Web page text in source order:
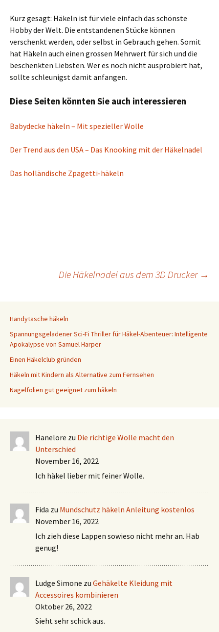
Kurz gesagt: Häkeln ist für viele einfach das schönste
Hobby der Welt. Die entstandenen Stücke können
verschenkt werden, oder selbst in Gebrauch gehen. Somit
hat Häkeln auch einen grossen Mehrwert für sich und die
beschenkten Liebsten. Wer es noch nicht ausprobiert hat,
sollte schleunigst damit anfangen.
Diese Seiten könnten Sie auch interessieren
Babydecke häkeln – Mit spezieller Wolle
Der Trend aus den USA – Das Knooking mit der Häkelnadel
Das holländische Zpagetti-häkeln
Beitragsnavigation
Die Häkelnadel aus dem 3D Drucker →
Handytasche häkeln
Spannungsgeladener Sci-Fi Thriller für Häkel-Abenteuer: Intelligente
Apokalypse von Samuel Harper
Einen Häkelclub gründen
Häkeln mit Kindern als Alternative zum Fernsehen
Nagelfolien gut geeignet zum häkeln
Hanelore zu Die richtige Wolle macht den
Unterschied
November 16, 2022
Ich häkel lieber mit feiner Wolle.
Fida zu Mundschutz häkeln Anleitung kostenlos
November 16, 2022
Ich zieh diese Lappen sowieso nicht mehr an. Hab
genug!
Ludge Simone zu Gehäkelte Kleidung mit
Accessoires kombinieren
Oktober 26, 2022
Sieht sehr schick aus.